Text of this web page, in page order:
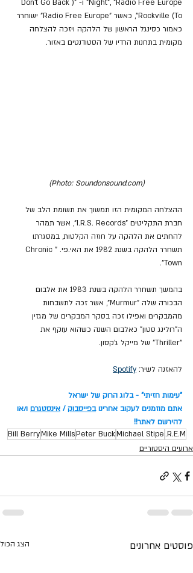
Night", "Radio Free Europe" ו- "(Don't Go Back
To) Rockville", כאשר "Radio Free Europe" ישוחרר
כאמור כסינגל הראשון של הלהקה ויזכה להצלחה
מקומית בתחנות הרדיו של הסטודנטים באזור.
(Photo: Soundonsound.com)
ההצלחה המקומית הזו תמשוך את תשומת הלב של
חברת התקליטים "I.R.S. Records", אשר תמהר
להחתים את הלהקה על חוזה הקלטות, במסגרתו
תשחרר הלהקה בשנת 1982 את האי.פי. "Chronic
Town".
בהמשך תשחרר הלהקה בשנת 1983 את אלבום
הבכורה שלה "Murmur", אשר זכה לתשבחות
מהמבקרים ואפילו זכה בסקר המבקרים של מגזין
ה"רולינג סטון" כאלבום השנה כשהוא עוקף את
"Thriller" של מייקל ג'קסון.
להאזנה לשיר: Spotify
"עימות חזיתי" - בלוג הרוק של ישראל
אתם מוזמנים לעקוב אחרינו בפייסבוק / אינסטגרם ו/או
להירשם לאתר!!
R.E.M.
Michael Stipe
Peter Buck
Mike Mills
Bill Berry
ארועים היסטוריים
פוסטים אחרונים הצג הכול